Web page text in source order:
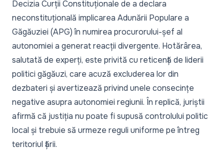
Decizia Curții Constituționale de a declara
neconstituțională implicarea Adunării Populare a
Găgăuziei (APG) în numirea procurorului-șef al
autonomiei a generat reacții divergente. Hotărârea,
salutată de experți, este privită cu reticență de liderii
politici găgăuzi, care acuză excluderea lor din
dezbateri și avertizează privind unele consecințe
negative asupra autonomiei regiunii. În replică, juriștii
afirmă că justiția nu poate fi supusă controlului politic
local și trebuie să urmeze reguli uniforme pe întreg
teritoriul țării.